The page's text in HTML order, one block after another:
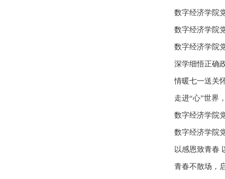
数字经济学院
数字经济学院
数字经济学院
深学细悟正确
情暖七一送关
走进“心”世界
数字经济学院
数字经济学院
以感恩致青春
青春不散场，